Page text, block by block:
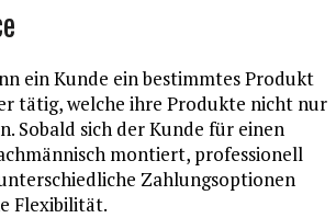
ein Kunde ein bestimmtes Produkt
tätig, welche ihre Produkte nicht nur
Sobald sich der Kunde für einen
montiert, professionell
Zahlungsoptionen
Flexibilität.